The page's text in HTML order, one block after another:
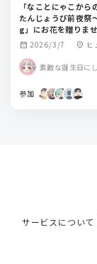
「なことにゃこから
たんじょうび前夜
g」にお花を贈りま
calendar_month 2026/3/7 location_on ヒ
素敵な誕生日に
参加
サービスについて